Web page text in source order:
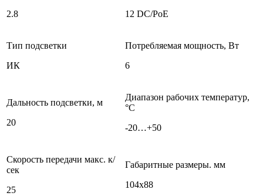
2.8
12 DC/PoE
Тип подсветки
ИК
Потребляемая мощность, Вт
6
Дальность подсветки, м
20
Диапазон рабочих температур,
°С
-20…+50
Скорость передачи макс. к/
сек
25
Габаритные размеры. мм
104х88